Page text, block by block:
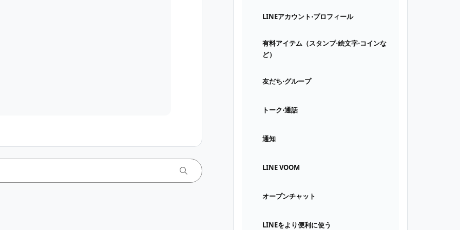
LINEアカウント⋅プロフィール
有料アイテム（スタンプ⋅絵文字⋅コインな
ど）
友だち⋅グループ
トーク⋅通話
通知
LINE VOOM
オープンチャット
LINEをより便利に使う